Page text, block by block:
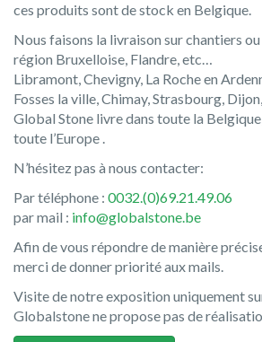
ces produits sont de stock en Belgique.
Nous faisons la livraison sur chantiers
région Bruxelloise, Flandre, etc…
Libramont, Chevigny, La Roche en
Fosses la ville, Chimay, Strasbourg,
Global Stone livre dans toute la
toute l’Europe .
N’hésitez pas à nous contacter:
Par téléphone : 0032.(0)69.21.49.06
par mail : info@globalstone.be
Afin de vous répondre de manière
merci de donner priorité aux mails.
Visite de notre exposition uniquement
Globalstone ne propose pas de